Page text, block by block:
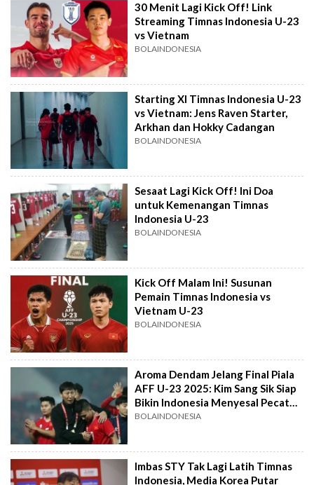
30 Menit Lagi Kick Off! Link
Streaming Timnas Indonesia U-23
vs Vietnam
BOLAINDONESIA
Starting XI Timnas Indonesia U-23
vs Vietnam: Jens Raven Starter,
Arkhan dan Hokky Cadangan
BOLAINDONESIA
Sesaat Lagi Kick Off! Ini Doa
untuk Kemenangan Timnas
Indonesia U-23
BOLAINDONESIA
Kick Off Malam Ini! Susunan
Pemain Timnas Indonesia vs
Vietnam U-23
BOLAINDONESIA
Aroma Dendam Jelang Final Piala
AFF U-23 2025: Kim Sang Sik Siap
Bikin Indonesia Menyesal Pecat
STY
BOLAINDONESIA
Imbas STY Tak Lagi Latih Timnas
Indonesia, Media Korea Putar